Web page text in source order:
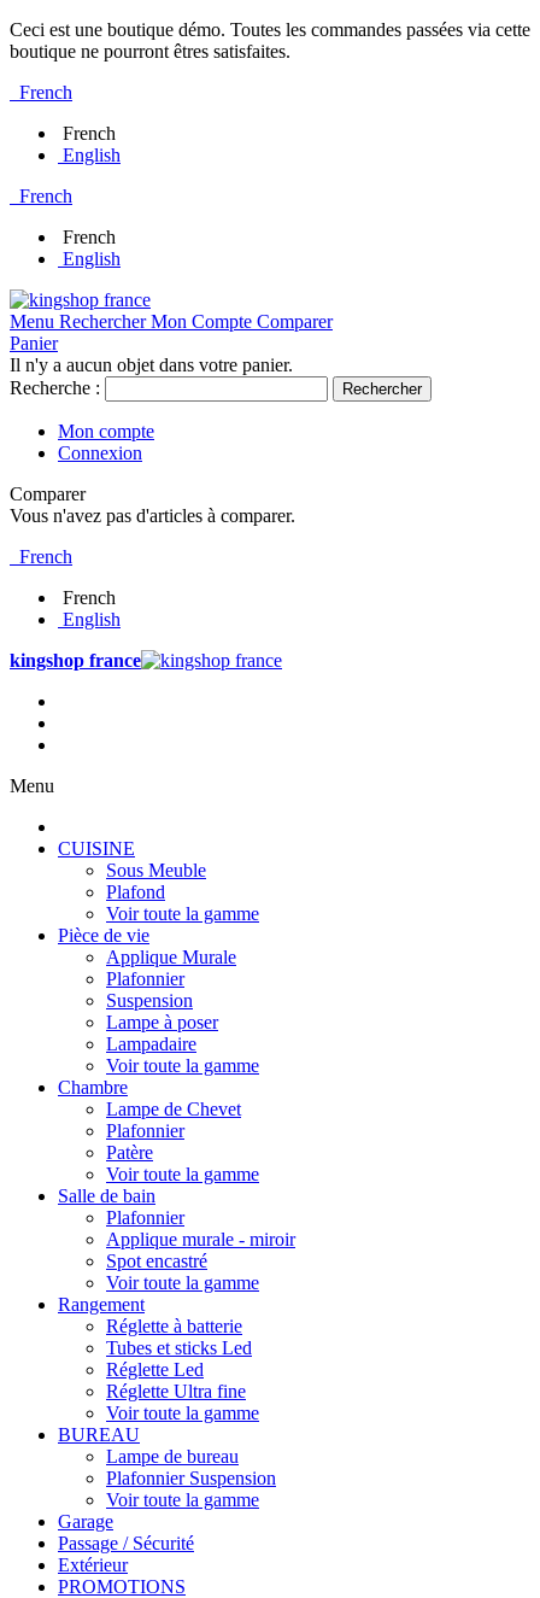
Ceci est une boutique démo. Toutes les commandes passées via cette
boutique ne pourront êtres satisfaites.
French
French
English
French
French
English
Menu Rechercher Mon Compte Comparer
Panier
Il n'y a aucun objet dans votre panier.
Recherche :
Rechercher
Mon compte
Connexion
Comparer
Vous n'avez pas d'articles à comparer.
French
French
English
kingshop france
Menu
CUISINE
Sous Meuble
Plafond
Voir toute la gamme
Pièce de vie
Applique Murale
Plafonnier
Suspension
Lampe à poser
Lampadaire
Voir toute la gamme
Chambre
Lampe de Chevet
Plafonnier
Patère
Voir toute la gamme
Salle de bain
Plafonnier
Applique murale - miroir
Spot encastré
Voir toute la gamme
Rangement
Réglette à batterie
Tubes et sticks Led
Réglette Led
Réglette Ultra fine
Voir toute la gamme
BUREAU
Lampe de bureau
Plafonnier Suspension
Voir toute la gamme
Garage
Passage / Sécurité
Extérieur
PROMOTIONS